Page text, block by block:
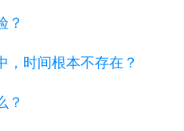
？
，时间根本不存在？
？